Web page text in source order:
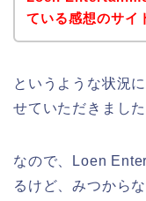
ている感想のサイ
というような状況
せていただきました
なので、Loen
るけど、みつから